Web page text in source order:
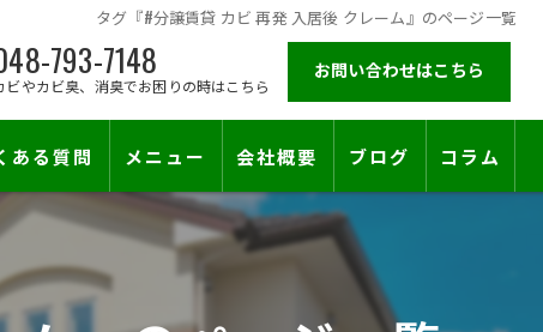
タグ『#分譲賃貸 カビ 再発 入居後 クレーム』のページ一覧
793-7148
ビやカビ臭、消臭でお困りの時はこちら
お問い合わせはこちら
ある質問 メニュー 会社概要
施工対応エリア
ブログ コラム